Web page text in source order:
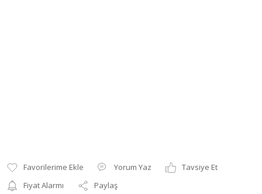
Yorum Yaz
Tavsiye Et
Fiyat Alarmı
Paylaş